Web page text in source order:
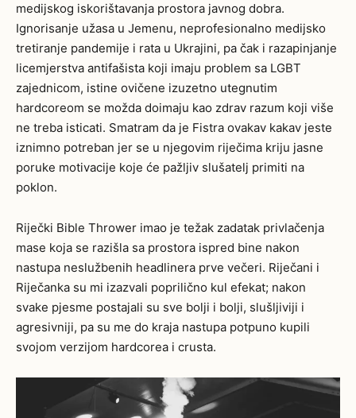
medijskog iskorištavanja prostora javnog dobra.
Ignorisanje užasa u Jemenu, neprofesionalno medijsko
tretiranje pandemije i rata u Ukrajini, pa čak i razapinjanje
licemjerstva antifašista koji imaju problem sa LGBT
zajednicom, istine ovičene izuzetno utegnutim
hardcoreom se možda doimaju kao zdrav razum koji više
ne treba isticati. Smatram da je Fistra ovakav kakav jeste
iznimno potreban jer se u njegovim riječima kriju jasne
poruke motivacije koje će pažljiv slušatelj primiti na
poklon.
Riječki Bible Thrower imao je težak zadatak privlačenja
mase koja se razišla sa prostora ispred bine nakon
nastupa neslužbenih headlinera prve večeri. Riječani i
Riječanka su mi izazvali poprilično kul efekat; nakon
svake pjesme postajali su sve bolji i bolji, slušljiviji i
agresivniji, pa su me do kraja nastupa potpuno kupili
svojom verzijom hardcorea i crusta.